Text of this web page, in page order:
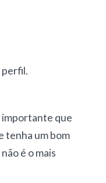
perfil.
importante que
tenha um bom
é o mais